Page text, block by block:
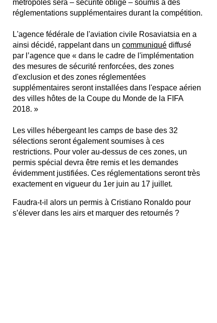
métropoles sera – sécurité oblige – soumis à des
réglementations supplémentaires durant la compétition.
L'agence fédérale de l'aviation civile Rosaviatsia en a
ainsi décidé, rappelant dans uncommuniqué diffusé
par l’agence que « dans le cadre de l'implémentation
des mesures de sécurité renforcées, des zones
d'exclusion et des zones réglementées
supplémentaires seront installées dans l'espace aérien
des villes hôtes de la Coupe du Monde de la FIFA
2018. »
Les villes hébergeant les camps de base des 32
sélections seront également soumises à ces
restrictions. Pour voler au-dessus de ces zones, un
permis spécial devra être remis et les demandes
évidemment justifiées. Ces réglementations seront très
exactement en vigueur du 1er juin au 17 juillet.
Faudra-t-il alors un permis à Cristiano Ronaldo pour
s’élever dans les airs et marquer des retournés ?